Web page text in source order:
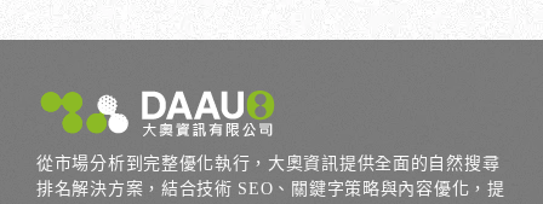
從市場分析到完整優化執行，大奧資訊提供全面的自然搜尋
排名解決方案，結合技術 SEO、關鍵字策略與內容優化，提